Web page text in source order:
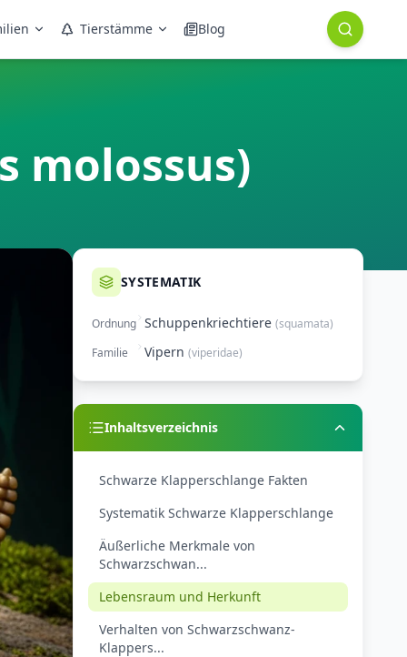
Tierstämme Blog
molossus)
SYSTEMATIK
Ordnung Schuppenkriechtiere (squamata)
Familie
Vipern (viperidae)
Inhaltsverzeichnis
Schwarze Klapperschlange Fakten
Systematik Schwarze Klapperschlange
Äußerliche Merkmale von
Schwarzschwan...
Lebensraum und Herkunft
Verhalten von Schwarzschwanz-
Klappers...